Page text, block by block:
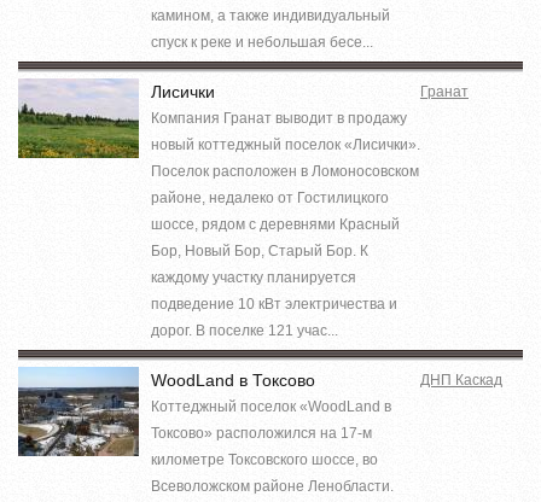
камином, а также индивидуальный
спуск к реке и небольшая бесе...
Лисички
Компания Гранат выводит в продажу
новый коттеджный поселок «Лисички».
Поселок расположен в Ломоносовском
районе, недалеко от Гостилицкого
шоссе, рядом с деревнями Красный
Бор, Новый Бор, Старый Бор. К
каждому участку планируется
подведение 10 кВт электричества и
дорог. В поселке 121 учас...
Гранат
WoodLand в Токсово
Коттеджный поселок «WoodLand в
Токсово» расположился на 17-м
километре Токсовского шоссе, во
Всеволожском районе Ленобласти.
ДНП Каскад